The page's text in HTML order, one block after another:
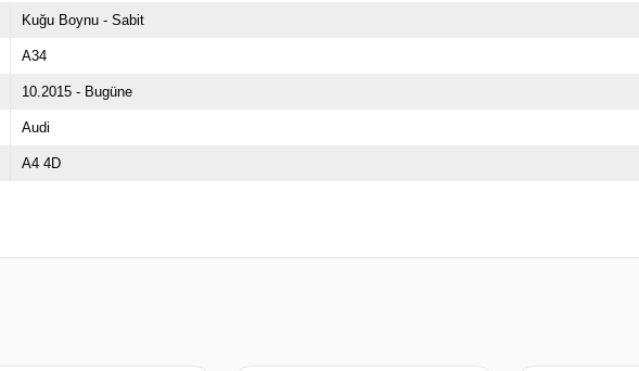
Kuğu Boynu - Sabit
A34
10.2015 - Bugüne
Audi
A4 4D